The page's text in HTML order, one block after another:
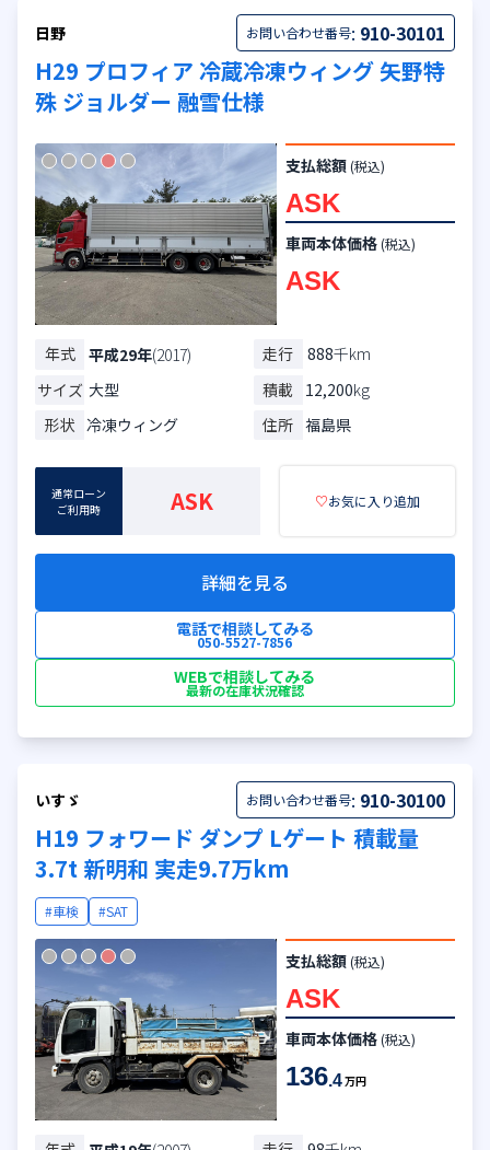
日野 お問い合わせ番号: 910-30101
H29 プロフィア 冷蔵冷凍ウィング 矢野特
殊 ジョルダー 融雪仕様
支払総額 (税込)
ASK
車両本体価格 (税込)
ASK
年式 平成29年(2017) 走行 888千km
サイズ 大型 積載 12,200kg
形状 冷凍ウィング 住所 福島県
通常ローン
ご利用時
ASK ♡お気に入り追加
詳細を見る
電話で相談してみる
050-5527-7856
WEBで相談してみる
最新の在庫状況確認
いすゞ お問い合わせ番号: 910-30100
H19 フォワード ダンプ Lゲート 積載量
3.7t 新明和 実走9.7万km
#車検 #SAT
支払総額 (税込)
ASK
車両本体価格 (税込)
136.4万円